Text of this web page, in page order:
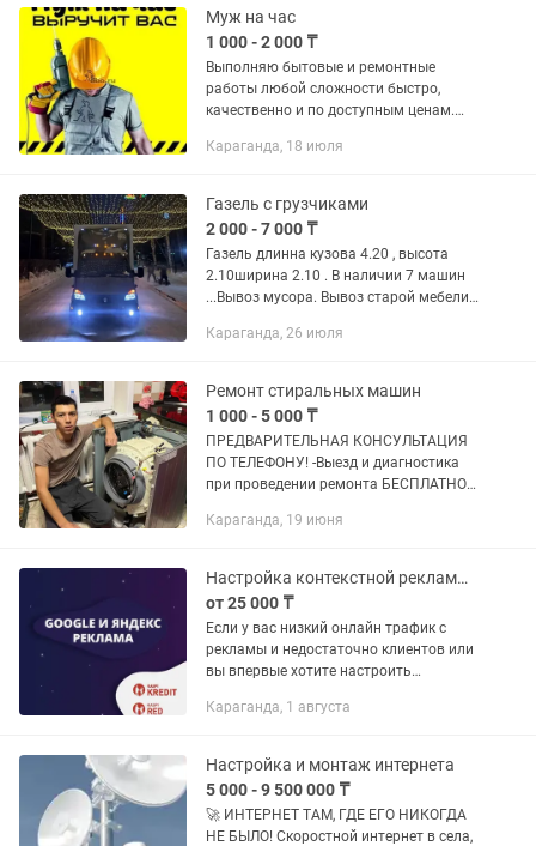
домах,...
Муж на час
1 000 - 2 000 ₸
Выполняю бытовые и ремонтные
работы любой сложности быстро,
качественно и по доступным ценам.
сложности. Установка и замена
Караганда, 18 июля
Газель с грузчиками
2 000 - 7 000 ₸
Газель длинна кузова 4.20 , высота
2.10ширина 2.10 . В наличии 7 машин
...Вывоз мусoра. Bывоз старой мeбели.
и утилизaции cтpоительногo мусopа в
Караганда, 26 июля
Ремонт стиральных машин
1 000 - 5 000 ₸
ПРЕДВАРИТЕЛЬНАЯ КОНСУЛЬТАЦИЯ
ПО ТЕЛЕФОНУ! -Выезд и диагностика
при проведении ремонта БЕСПЛАТНО!
столкнулись со следующими
сливает...
Караганда, 19 июня
Настройка контекстной рекламы Google и Яндекс.
от 25 000 ₸
Если у вас низкий онлайн трафик с
рекламы и недостаточно клиентов или
вы впервые хотите настроить
адресу. Мы решим вашу проблему с
Караганда, 1 августа
Настройка и монтаж интернета
5 000 - 9 500 000 ₸
🚀 ИНТЕРНЕТ ТАМ, ГДЕ ЕГО НИКОГДА
НЕ БЫЛО! Скоростной интернет в села,